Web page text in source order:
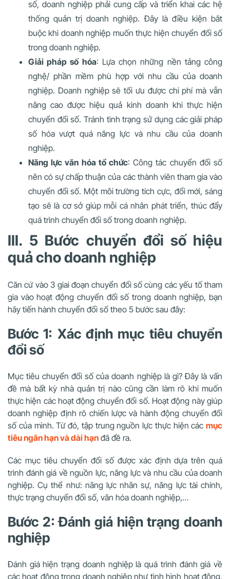
số, doanh nghiệp phải cung cấp và triển khai các hệ
thống quản trị doanh nghiệp. Đây là điều kiện bắt
buộc khi doanh nghiệp muốn thực hiện chuyển đổi số
trong doanh nghiệp.
Giải pháp số hóa: Lựa chọn những nền tảng công
nghệ/ phần mềm phù hợp với nhu cầu của doanh
nghiệp. Doanh nghiệp sẽ tối ưu được chi phí mà vẫn
nâng cao được hiệu quả kinh doanh khi thực hiện
chuyển đổi số. Tránh tình trạng sử dụng các giải pháp
số hóa vượt quá năng lực và nhu cầu của doanh
nghiệp.
Năng lực văn hóa tổ chức: Công tác chuyển đổi số
nên có sự chấp thuận của các thành viên tham gia vào
chuyển đổi số. Một môi trường tích cực, đổi mới, sáng
tạo sẽ là cơ sở giúp mỗi cá nhân phát triển, thúc đẩy
quá trình chuyển đổi số trong doanh nghiệp.
III. 5 Bước chuyển đổi số hiệu
quả cho doanh nghiệp
Căn cứ vào 3 giai đoạn chuyển đổi số cùng các yếu tố tham
gia vào hoạt động chuyển đổi số trong doanh nghiệp, bạn
hãy tiến hành chuyển đổi số theo 5 bước sau đây:
Bước 1: Xác định mục tiêu chuyển
đổi số
Mục tiêu chuyển đổi số của doanh nghiệp là gì? Đây là vấn
đề mà bất kỳ nhà quản trị nào cũng cần làm rõ khi muốn
thực hiện các hoạt động chuyển đổi số. Hoạt động này giúp
doanh nghiệp định rõ chiến lược và hành động chuyển đổi
số của mình. Từ đó, tập trung nguồn lực thực hiện các mục
tiêu ngắn hạn và dài hạn đã đề ra.
Các mục tiêu chuyển đổi số được xác định dựa trên quá
trình đánh giá về nguồn lực, năng lực và nhu cầu của doanh
nghiệp. Cụ thể như: năng lực nhân sự, năng lực tài chính,
thực trạng chuyển đổi số, văn hóa doanh nghiệp,…
Bước 2: Đánh giá hiện trạng doanh
nghiệp
Đánh giá hiện trạng doanh nghiệp là quá trình đánh giá về
các hoạt động trong doanh nghiệp như tình hình hoạt động,